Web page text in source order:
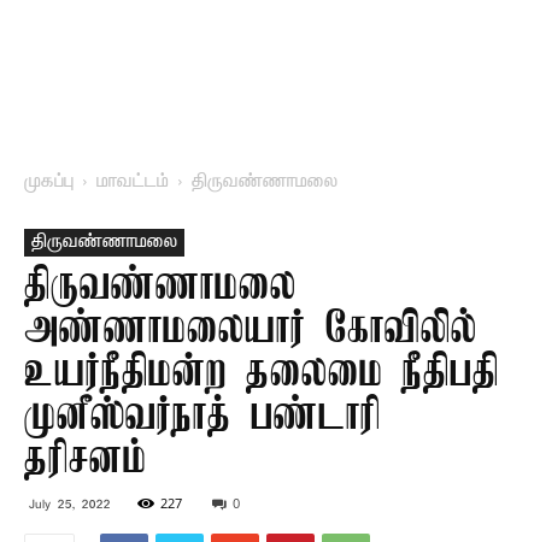
முகப்பு மாவட்டம் திருவண்ணாமலை
திருவண்ணாமலை
திருவண்ணாமலை
அண்ணாமலையார் கோவிலில்
உயர்நீதிமன்ற தலைமை நீதிபதி
முனீஸ்வர்நாத் பண்டாரி
தரிசனம்
July 25, 2022 227 0